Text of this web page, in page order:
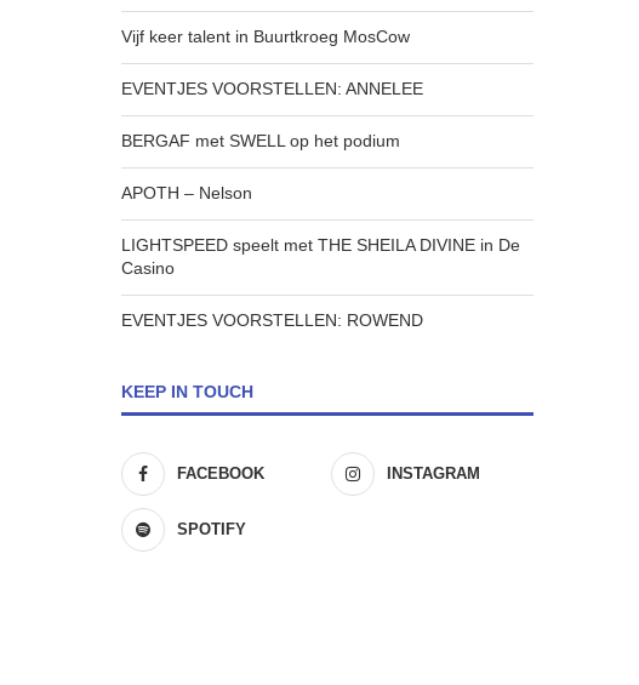
Vijf keer talent in Buurtkroeg MosCow
EVENTJES VOORSTELLEN: ANNELEE
BERGAF met SWELL op het podium
APOTH – Nelson
LIGHTSPEED speelt met THE SHEILA DIVINE in De
Casino
EVENTJES VOORSTELLEN: ROWEND
KEEP IN TOUCH
FACEBOOK INSTAGRAM
SPOTIFY